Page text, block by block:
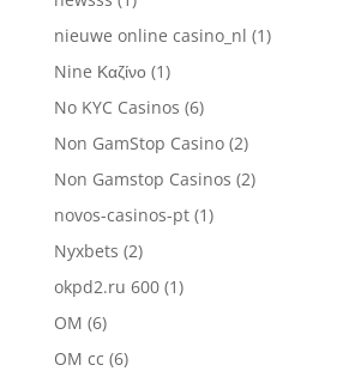
nieuwe online casino_nl (1)
Nine Καζίνο(1)
No KYC Casinos (6)
Non GamStop Casino(2)
Non Gamstop Casinos (2)
novos-casinos-pt(1)
Nyxbets (2)
okpd2.ru 600(1)
OM (6)
OM cc (6)